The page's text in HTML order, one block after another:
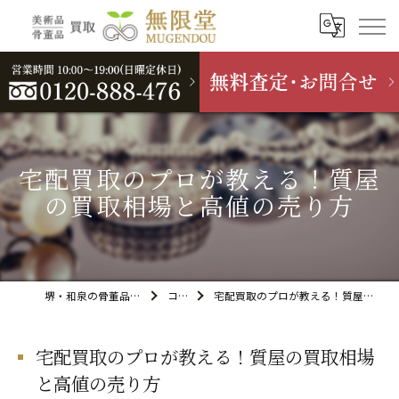
宅配買取のプロが教える！質屋
の買取相場と高値の売り方
堺・和泉の骨董品買取なら無限堂 コラム 宅配買取のプロが教える！質屋の買取相場と高値の売り方
宅配買取のプロが教える！質屋の買取相場
と高値の売り方